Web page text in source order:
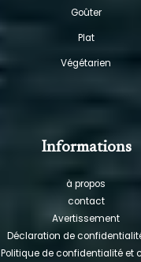
Goûter
Plat
Végétarien
Informations
à propos
contact
Avertissement
Déclaration de
Politique de confidentialité et